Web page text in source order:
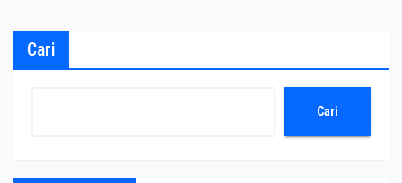
Cari
Cari